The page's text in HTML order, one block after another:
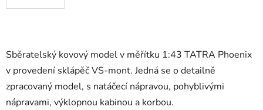
Sběratelský kovový model v měřítku 1:43 TATRA Phoenix
v provedení sklápěč VS-mont. Jedná se o detailně
zpracovaný model, s natáčecí nápravou, pohyblivými
nápravami, výklopnou kabinou a korbou.